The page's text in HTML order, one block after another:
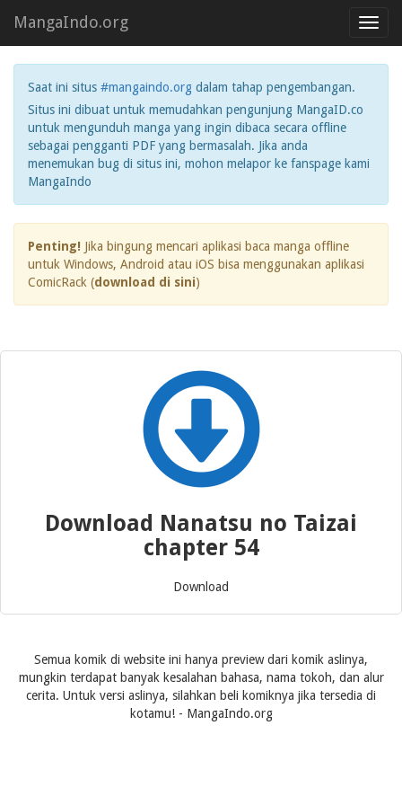
MangaIndo.org
Saat ini situs #mangaindo.org dalam tahap pengembangan.
Situs ini dibuat untuk memudahkan pengunjung MangaID.co
untuk mengunduh manga yang ingin dibaca secara offline
sebagai pengganti PDF yang bermasalah. Jika anda
menemukan bug di situs ini, mohon melapor ke fanspage kami
MangaIndo
Penting! Jika bingung mencari aplikasi baca manga offline
untuk Windows, Android atau iOS bisa menggunakan aplikasi
ComicRack (download di sini)
Download Nanatsu no Taizai
chapter 54
Download
Semua komik di website ini hanya preview dari komik aslinya,
mungkin terdapat banyak kesalahan bahasa, nama tokoh, dan alur
cerita. Untuk versi aslinya, silahkan beli komiknya jika tersedia di
kotamu! - MangaIndo.org